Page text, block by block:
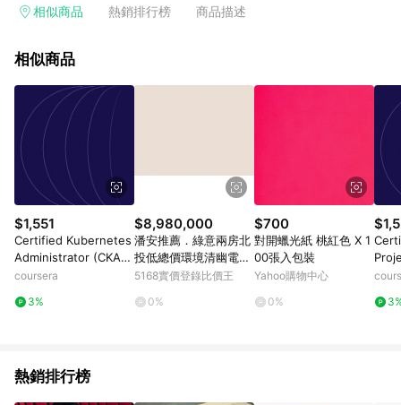
回饋訂單不得享有 Pinkoi 站方優惠，例如首購優惠，P coins，
行為，不具贈點資格，部分退款不在此限。 6. APP 請更新至
貨後 45 天後發送。 8. 群眾募資商品，禮物卡，開館保證金，補
運費，攤位費等不具贈點資格。 9. LINE 購物站上之商品規格、
顏色、價位、贈品如與 Pinkoi 商品資訊頁及購物車不符，以
則請以點數紅包活動說明為準。 11. 若於 LINE 購物前往 Pinkoi
頁面後才首次下載 Pinkoi APP 並完成訂單，不符合導購資格；承
上，首次下載 Pinkoi APP 後，需透過 LINE 購物前往 Pinkoi 頁
面，方享導購資格。
相似商品 熱銷排行榜 商品描述
相似商品
$1,551
Certified Kubernetes
Administrator (CKA):
Unit 3
coursera
3%
$8,980,000
潘安推薦．綠意兩房北
投低總價環境清幽電梯
美宅｜台北市北投區溫
5168實價登錄比價王
0%
$700
對開蠟光紙 桃紅色 X 1
00張入包裝
Yahoo購物中心
0%
熱銷排行榜